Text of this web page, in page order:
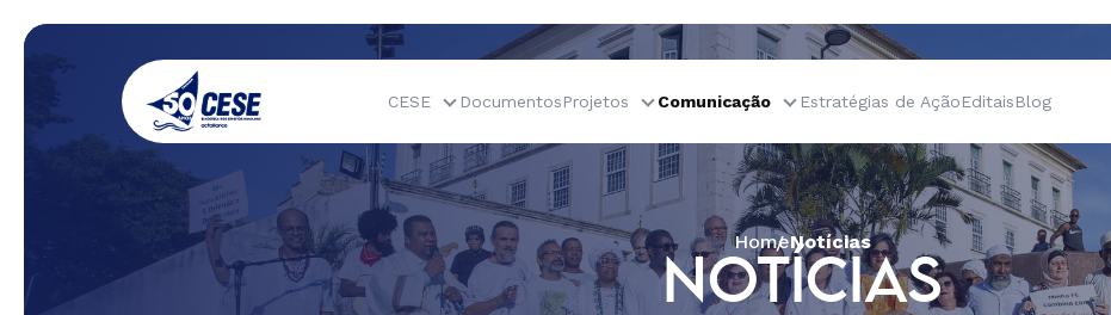
CESE DocumentosProjetos Comunicação Estratégias de AçãoEditaisBlog
HomeNotícias
NOTÍCIAS